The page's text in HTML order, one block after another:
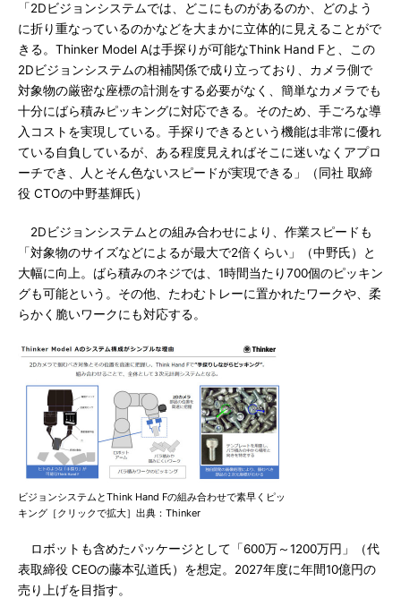
「2Dビジョンシステムでは、どこにものがあるのか、どのよう
に折り重なっているのかなどを大まかに立体的に見えることがで
きる。Thinker Model Aは手探りが可能なThink Hand Fと、この
2Dビジョンシステムの相補関係で成り立っており、カメラ側で
対象物の厳密な座標の計測をする必要がなく、簡単なカメラでも
十分にばら積みピッキングに対応できる。そのため、手ごろな導
入コストを実現している。手探りできるという機能は非常に優れ
ている自負しているが、ある程度見えればそこに迷いなくアプロ
ーチでき、人とそん色ないスピードが実現できる」（同社 取締
役 CTOの中野基輝氏）
2Dビジョンシステムとの組み合わせにより、作業スピードも
「対象物のサイズなどによるが最大で2倍くらい」（中野氏）と
大幅に向上。ばら積みのネジでは、1時間当たり700個のピッキン
グも可能という。その他、たわむトレーに置かれたワークや、柔
らかく脆いワークにも対応する。
ビジョンシステムとThink Hand Fの組み合わせで素早くピッ
キング［クリックで拡大］出典：Thinker
ロボットも含めたパッケージとして「600万～1200万円」（代
表取締役 CEOの藤本弘道氏）を想定。2027年度に年間10億円の
売り上げを目指す。